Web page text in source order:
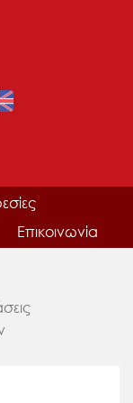
Επικοινωνία